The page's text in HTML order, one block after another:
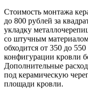
Стоимость монтажа
до 800 рублей за
укладку
со штучным
обходится от 350 до
конфигурации кровли
Дополнительные
под керамическую
площади кровли.